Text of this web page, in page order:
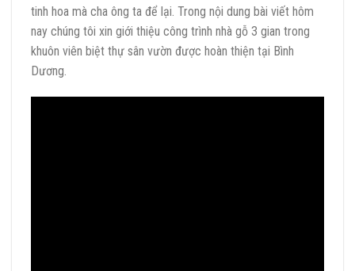
tinh hoa mà cha ông ta để lại. Trong nội dung bài viết hôm
nay chúng tôi xin giới thiệu công trình nhà gỗ 3 gian trong
khuôn viên biệt thự sân vườn được hoàn thiện tại Bình
Dương.